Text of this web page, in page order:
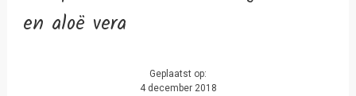
en aloë vera
Geplaatst op:
4 december 2018